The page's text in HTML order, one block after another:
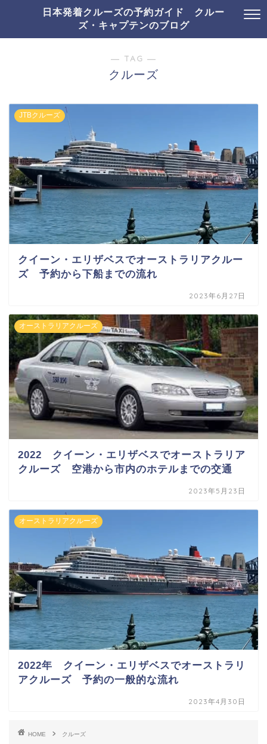
日本発着クルーズの予約ガイド クルー
ズ・キャプテンのブログ
― TAG ―
クルーズ
JTBクルーズ
クイーン・エリザベスでオーストラリアクルー
ズ 予約から下船までの流れ
2023年6月27日
オーストラリアクルーズ
2022 クイーン・エリザベスでオーストラリア
クルーズ 空港から市内のホテルまでの交通
2023年5月23日
オーストラリアクルーズ
2022年 クイーン・エリザベスでオーストラリ
アクルーズ 予約の一般的な流れ
2023年4月30日
HOME クルーズ